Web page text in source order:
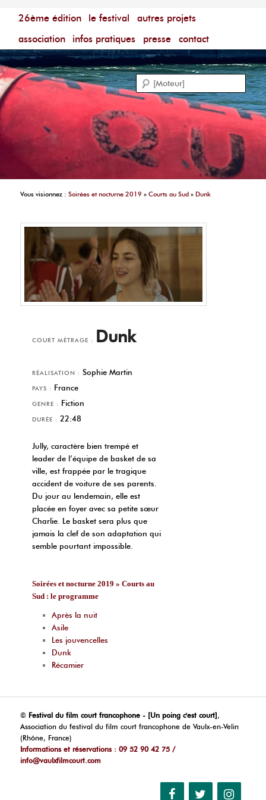
Menu principal
aller au contenu principal
aller au contenu secondaire
26ème édition le festival
autres projets
association
infos pratiques presse contact
Festival du Film Court Francophone – [Un poing c'est
Vous visionnez :Soirées et nocturne 2019 »Courts au Sud »Dunk
COURT MÉTRAGE : Dunk
RÉALISATION : Sophie Martin
PAYS : France
GENRE : Fiction
DURÉE : 22:48
Jully, caractère bien trempé et
leader de l’équipe de basket de sa
ville, est frappée par le tragique
accident de voiture de ses parents.
Du jour au lendemain, elle est
placée en foyer avec sa petite sœur
Charlie. Le basket sera plus que
jamais la clef de son adaptation qui
semble pourtant impossible.
Soirées et nocturne 2019 » Courts au
Sud : le programme
Après la nuit
Asile
Les jouvencelles
Dunk
Récamier
© Festival du film court francophone - [Un poing c'est court],
Association du festival du film court francophone de Vaulx-en-Velin
(Rhône, France)
Informations et réservations : 09 52 90 42 75 /
info@vaulxfilmcourt.com